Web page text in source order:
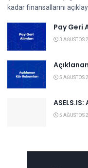
kadar finansallarını
Pay Geri
3 AĞUSTOS
5 AĞUSTOS
5 AĞUSTOS